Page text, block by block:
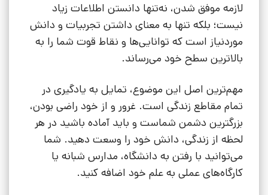
لازمه موفق شدن، نه‌تنها دانستن اطلاعات زیاد
نیست؛ بلکه تنها به معنای داشتن تجربیات و دانش
موردنیاز است که توانایی‌ها و نقاط قوت شما را به
بالاترین سطح خود می‌رساند.
مهم‌ترین اصل این موضوع، تمایل به یادگیری در
تمام مقاطع زندگی است. غرور و از خود راضی بودن،
بزرگترین دشمن شماست و باید آماده باشید در هر
لحظه از زندگی، دانش خود را وسعت دهید. شما
می‌توانید با رفتن به دانشگاه، مدارس شبانه یا
کارگاه‌های عملی به علم خود اضافه کنید.